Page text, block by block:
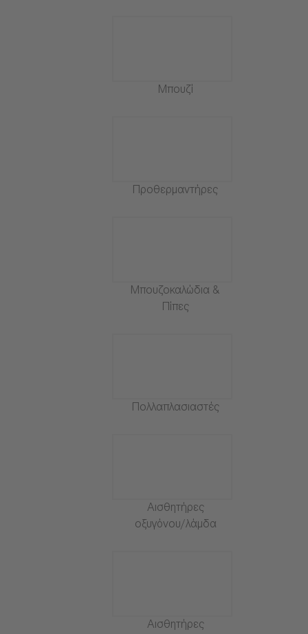
Μπουζί
Προθερμαντήρες
Μπουζοκαλώδια &
Πίπες
Πολλαπλασιαστές
Αισθητήρες
οξυγόνου/λάμδα
Αισθητήρες